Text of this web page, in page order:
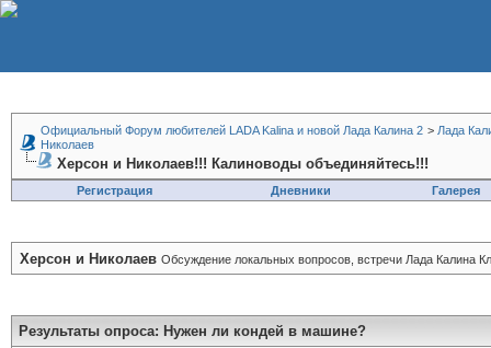
Официальный Форум любителей LADA Kalina и новой Лада Калина 2 > Лада
Николаев
Херсон и Николаев!!! Калиноводы объединяйтесь!!!
Регистрация Дневники Галерея
Херсон и Николаев Обсуждение локальных вопросов, встречи Лада Калина
Результаты опроса: Нужен ли кондей в машине?